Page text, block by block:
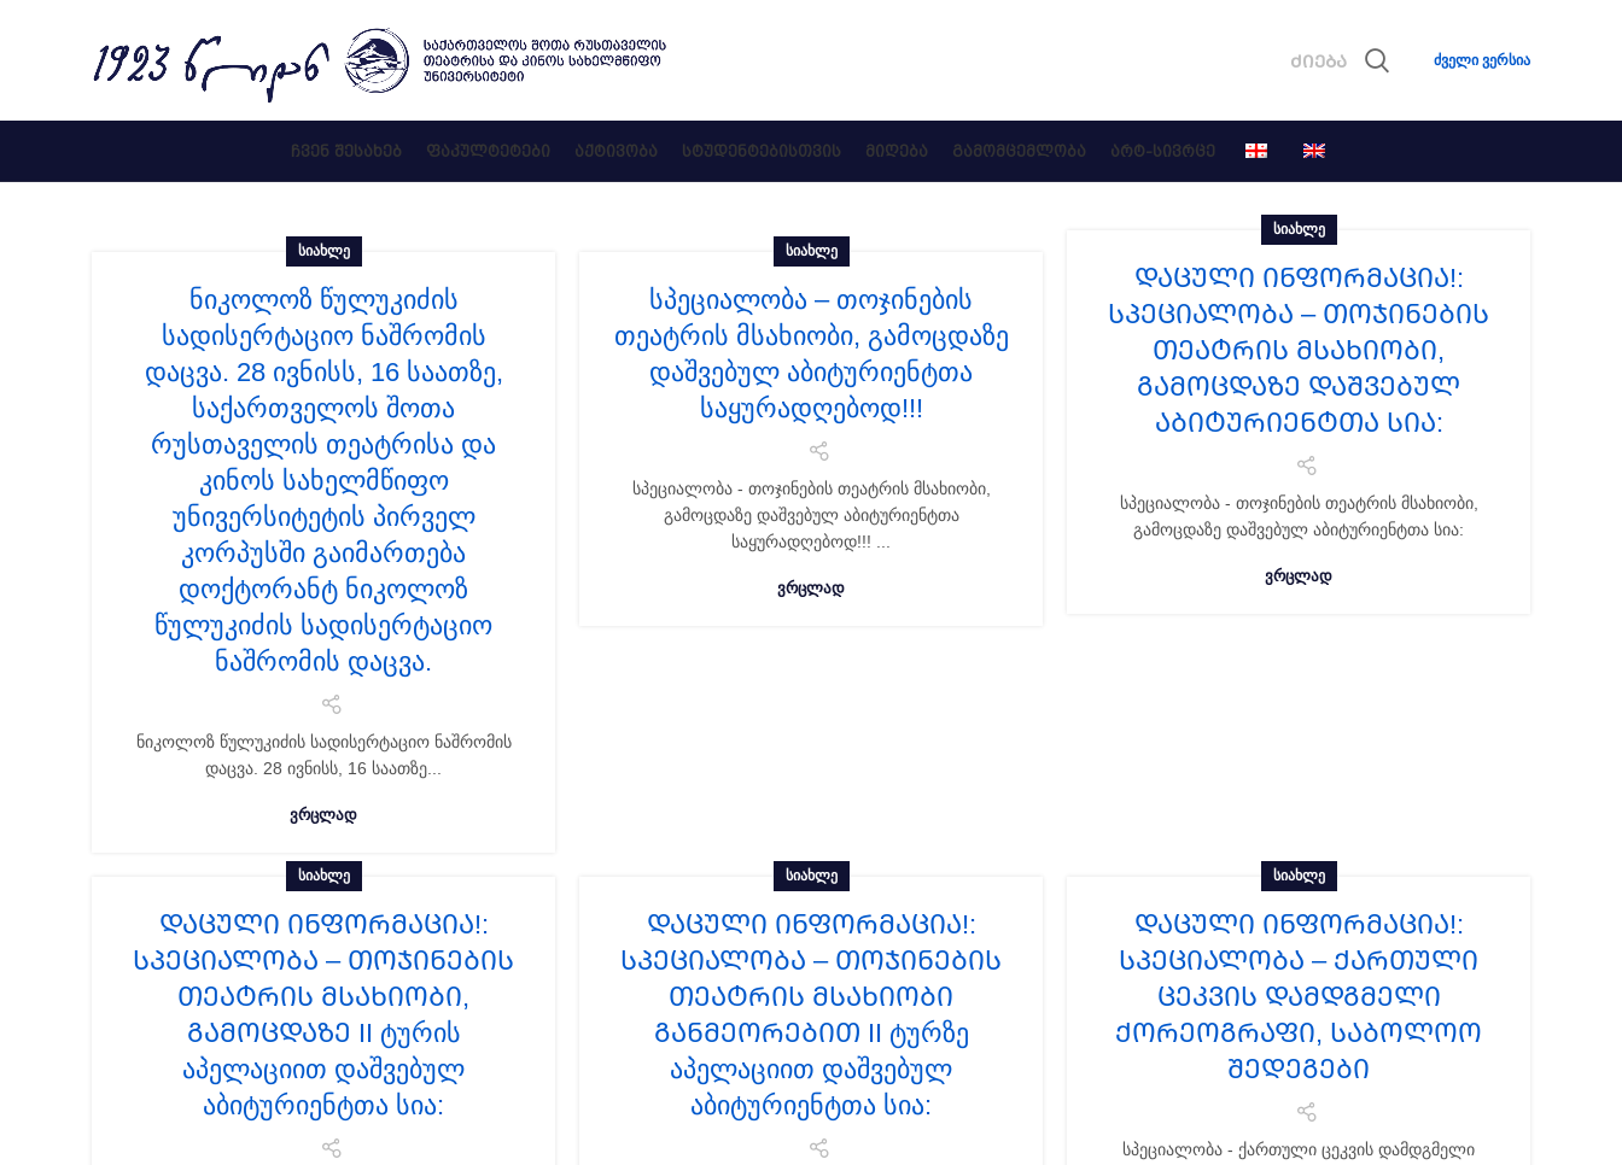
ძველი ვერსია
ᲩᲕᲔᲜ ᲨᲔᲡᲐᲮᲔᲑ ᲤᲐᲙᲣᲚᲢᲔᲢᲔᲑᲘ ᲐᲥᲢᲘᲕᲝᲑᲐ ᲡᲢᲣᲓᲔᲜᲢᲔᲑᲘᲡᲗᲕᲘᲡ ᲛᲘᲦᲔᲑᲐ ᲒᲐᲛᲝᲛᲪᲔᲛᲚᲝᲑᲐ ᲐᲠᲢ-ᲡᲘᲕᲠᲪᲔ
ᲡᲘᲐᲮᲚᲔ
ნიკოლოზ წულუკიძის
სადისერტაციო ნაშრომის
დაცვა. 28 ივნისს, 16 საათზე,
საქართველოს შოთა
რუსთაველის თეატრისა და
კინოს სახელმწიფო
უნივერსიტეტის პირველ
კორპუსში გაიმართება
დოქტორანტ ნიკოლოზ
წულუკიძის სადისერტაციო
ნაშრომის დაცვა.
ნიკოლოზ წულუკიძის სადისერტაციო ნაშრომის
დაცვა. 28 ივნისს, 16 საათზე...
ᲕᲠᲪᲚᲐᲓ
ᲡᲘᲐᲮᲚᲔ
სპეციალობა – თოჯინების
თეატრის მსახიობი, გამოცდაზე
დაშვებულ აბიტურიენტთა
საყურადღებოდ!!!
სპეციალობა - თოჯინების თეატრის მსახიობი,
გამოცდაზე დაშვებულ აბიტურიენტთა
საყურადღებოდ!!! ...
ᲕᲠᲪᲚᲐᲓ
ᲡᲘᲐᲮᲚᲔ
ᲓᲐᲪᲣᲚᲘ ᲘᲜᲤᲝᲠᲛᲐᲪᲘᲐ!:
სპეციალობა – თოჯინების
თეატრის მსახიობი,
გამოცდაზე დაშვებულ
აბიტურიენტთა სია:
სპეციალობა - თოჯინების თეატრის მსახიობი,
გამოცდაზე დაშვებულ აბიტურიენტთა სია:
ᲕᲠᲪᲚᲐᲓ
ᲡᲘᲐᲮᲚᲔ
ᲓᲐᲪᲣᲚᲘ ᲘᲜᲤᲝᲠᲛᲐᲪᲘᲐ!:
სპეციალობა – თოჯინების
თეატრის მსახიობი,
გამოცდაზე II ტურის
აპელაციით დაშვებულ
აბიტურიენტთა სია:
ᲡᲘᲐᲮᲚᲔ
ᲓᲐᲪᲣᲚᲘ ᲘᲜᲤᲝᲠᲛᲐᲪᲘᲐ!:
სპეციალობა – თოჯინების
თეატრის მსახიობი
განმეორებით II ტურზე
აპელაციით დაშვებულ
აბიტურიენტთა სია:
ᲡᲘᲐᲮᲚᲔ
ᲓᲐᲪᲣᲚᲘ ᲘᲜᲤᲝᲠᲛᲐᲪᲘᲐ!:
სპეციალობა – ქართული
ცეკვის დამდგმელი
ქორეოგრაფი, საბოლოო
შედეგები
სპეციალობა - ქართული ცეკვის დამდგმელი